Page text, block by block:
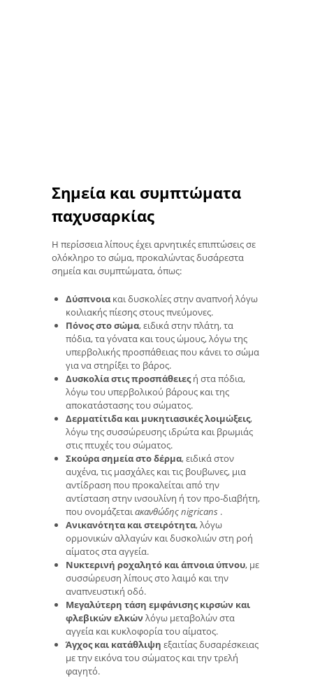
Σημεία και συμπτώματα
παχυσαρκίας
Η περίσσεια λίπους έχει αρνητικές επιπτώσεις σε
ολόκληρο το σώμα, προκαλώντας δυσάρεστα
σημεία και συμπτώματα, όπως:
Δύσπνοια και δυσκολίες στην αναπνοή λόγω
κοιλιακής πίεσης στους πνεύμονες.
Πόνος στο σώμα, ειδικά στην πλάτη, τα
πόδια, τα γόνατα και τους ώμους, λόγω της
υπερβολικής προσπάθειας που κάνει το σώμα
για να στηρίξει το βάρος.
Δυσκολία στις προσπάθειεςή στα πόδια,
λόγω του υπερβολικού βάρους και της
αποκατάστασης του σώματος.
Δερματίτιδα και μυκητιασικές λοιμώξεις,
λόγω της συσσώρευσης ιδρώτα και βρωμιάς
στις πτυχές του σώματος.
Σκούρα σημεία στο δέρμα, ειδικά στον
αυχένα, τις μασχάλες και τις βουβωνες, μια
αντίδραση που προκαλείται από την
αντίσταση στην ινσουλίνη ή τον προ-διαβήτη,
που ονομάζεταιακανθώδης nigricans .
Ανικανότητα και στειρότητα, λόγω
ορμονικών αλλαγών και δυσκολιών στη ροή
αίματος στα αγγεία.
Νυκτερινή ροχαλητό και άπνοια ύπνου, με
συσσώρευση λίπους στο λαιμό και την
αναπνευστική οδό.
Μεγαλύτερη τάση εμφάνισης κιρσών και
φλεβικών ελκώνλόγω μεταβολών στα
αγγεία και κυκλοφορία του αίματος.
Άγχος και κατάθλιψη εξαιτίας δυσαρέσκειας
με την εικόνα του σώματος και την τρελή
φαγητό.